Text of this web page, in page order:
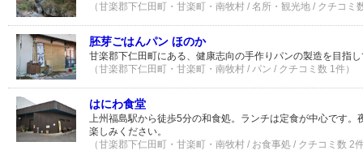
（甘楽郡下仁田町・甘楽町・南牧村 / 名所・観光地 / クチコミ
胚芽ごはんパン ほのか
甘楽郡下仁田町にある、健康志向の手作りパンの製造を目指
（甘楽郡下仁田町・甘楽町・南牧村 / パン / クチコミ数 1件）
はにわ食堂
上州福島駅から徒歩5分の和食処。ランチは定食が中心です。
楽しみください。
（甘楽郡下仁田町・甘楽町・南牧村 / お食事処 / クチコミ数 2